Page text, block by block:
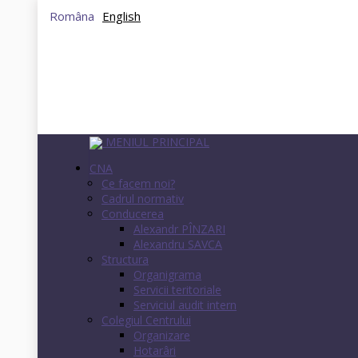
Româna English
MENIUL PRINCIPAL
CNA
Ce facem noi?
Cadrul normativ
Conducerea
Alexandr PÎNZARI
Alexandru SAVCA
Structura
Organigrama
Servicii teritoriale
Serviciul audit intern
Colegiul Centrului
Organizare
Hotarâri